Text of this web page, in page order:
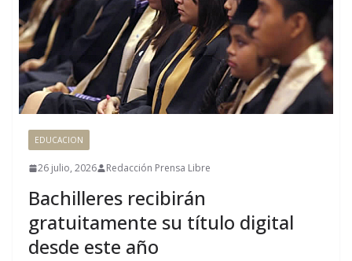
EDUCACION
26 julio, 2026 Redacción Prensa Libre
Bachilleres recibirán
gratuitamente su título digital
desde este año